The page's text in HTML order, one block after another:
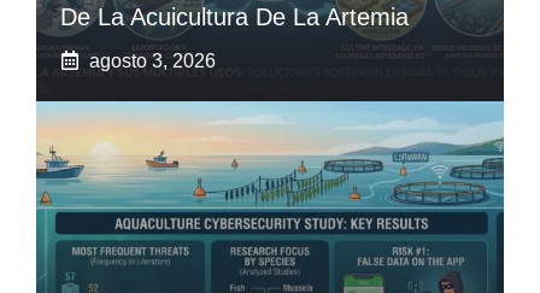
De La Acuicultura De La Artemia
agosto 3, 2026